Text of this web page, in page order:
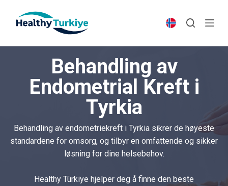
p
e
Behandling av
Endometrial Kreft i
Tyrkia
Behandling av endometriekreft i Tyrkia sikrer de høyeste
standardene for omsorg, og tilbyr en omfattende og sikker
løsning for dine helsebehov.
Healthy Türkiye hjelper deg å finne den beste